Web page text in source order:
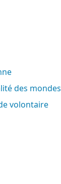
des mondes
volontaire